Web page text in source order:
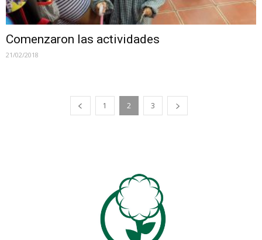
Comenzaron las actividades
21/02/2018
1 2 3